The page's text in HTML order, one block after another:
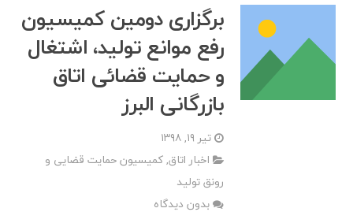
برگزاری دومین کمیسیون
رفع موانع تولید، اشتغال
و حمایت قضائی اتاق
بازرگانی البرز
تیر ۱۹, ۱۳۹۸
اخبار اتاق,کمیسیون حمایت قضایی و
رونق تولید
بدون دیدگاه